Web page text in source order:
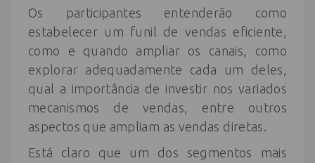
Os participantes entenderão como
estabelecer um funil de vendas eficiente,
como e quando ampliar os canais, como
explorar adequadamente cada um deles,
qual a importância de investir nos variados
mecanismos de vendas, entre outros
aspectos que ampliam as vendas diretas.
Está claro que um dos segmentos mais